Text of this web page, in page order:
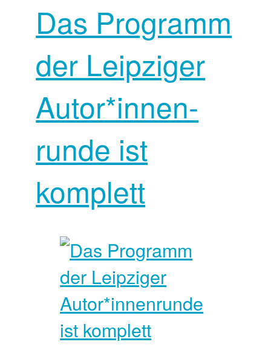
Das Programm
der Leipziger
Autor*innen­
runde ist
komplett